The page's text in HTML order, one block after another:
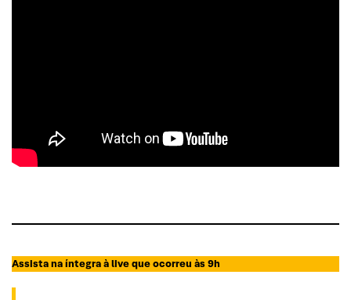
Assista na íntegra à live que ocorreu às 9h